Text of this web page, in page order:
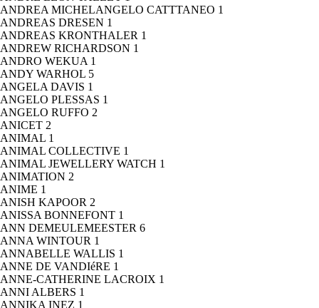
ANDREA MICHELANGELO CATTTANEO 1
ANDREAS DRESEN 1
ANDREAS KRONTHALER 1
ANDREW RICHARDSON 1
ANDRO WEKUA 1
ANDY WARHOL 5
ANGELA DAVIS 1
ANGELO PLESSAS 1
ANGELO RUFFO 2
ANICET 2
ANIMAL 1
ANIMAL COLLECTIVE 1
ANIMAL JEWELLERY WATCH 1
ANIMATION 2
ANIME 1
ANISH KAPOOR 2
ANISSA BONNEFONT 1
ANN DEMEULEMEESTER 6
ANNA WINTOUR 1
ANNABELLE WALLIS 1
ANNE DE VANDIéRE 1
ANNE-CATHERINE LACROIX 1
ANNI ALBERS 1
ANNIKA INEZ 1